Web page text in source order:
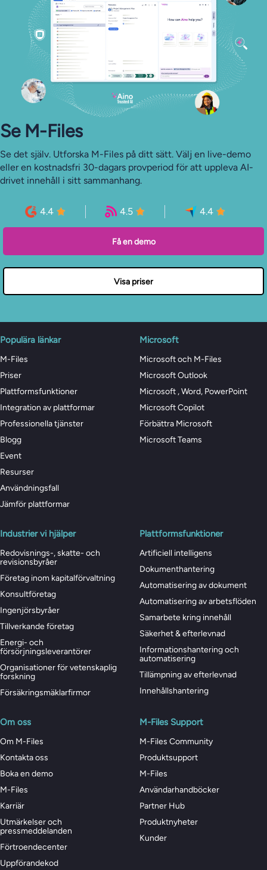
Se M-Files
Se det själv. Utforska M-Files på ditt sätt. Välj en live-demo
eller en kostnadsfri 30-dagars provperiod för att uppleva AI-
drivet innehåll i sitt sammanhang.
4.4 4.5 4.4
Få en demo
Visa priser
Populära länkar
M-Files
Priser
Plattformsfunktioner
Integration av plattformar
Professionella tjänster
Blogg
Event
Resurser
Användningsfall
Jämför plattformar
Microsoft
Microsoft och M-Files
Microsoft Outlook
Microsoft , Word, PowerPoint
Microsoft Copilot
Förbättra Microsoft
Microsoft Teams
Industrier vi hjälper
Redovisnings-, skatte- och
revisionsbyråer
Företag inom kapitalförvaltning
Konsultföretag
Ingenjörsbyråer
Tillverkande företag
Energi- och
försörjningsleverantörer
Organisationer för vetenskaplig
forskning
Försäkringsmäklarfirmor
Plattformsfunktioner
Artificiell intelligens
Dokumenthantering
Automatisering av dokument
Automatisering av arbetsflöden
Samarbete kring innehåll
Säkerhet & efterlevnad
Informationshantering och
automatisering
Tillämpning av efterlevnad
Innehållshantering
Om oss
Om M-Files
Kontakta oss
Boka en demo
M-Files
Karriär
Utmärkelser och
pressmeddelanden
Förtroendecenter
Uppförandekod
M-Files Support
M-Files Community
Produktsupport
M-Files
Användarhandböcker
Partner Hub
Produktnyheter
Kunder